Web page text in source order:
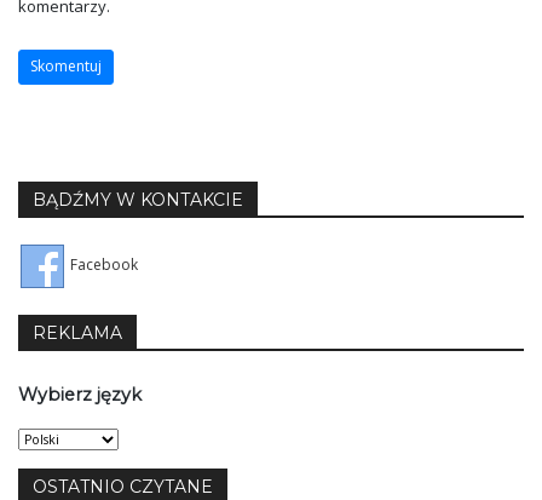
komentarzy.
BĄDŹMY W KONTAKCIE
Facebook
REKLAMA
Wybierz język
Wybierz
język
OSTATNIO CZYTANE